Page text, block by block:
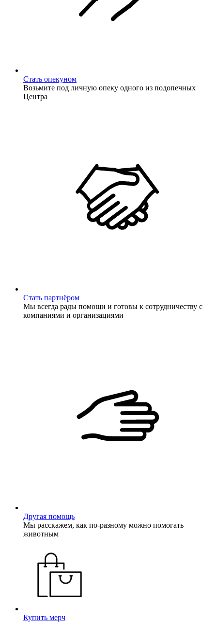
Стать опекуном
Возьмите под личную опеку одного из подопечных
Центра
Стать партнёром
Мы всегда рады помощи и готовы к сотрудничеству с
компаниями и организациями
Другая помощь
Мы расскажем, как по-разному можно помогать
животным
Купить мерч